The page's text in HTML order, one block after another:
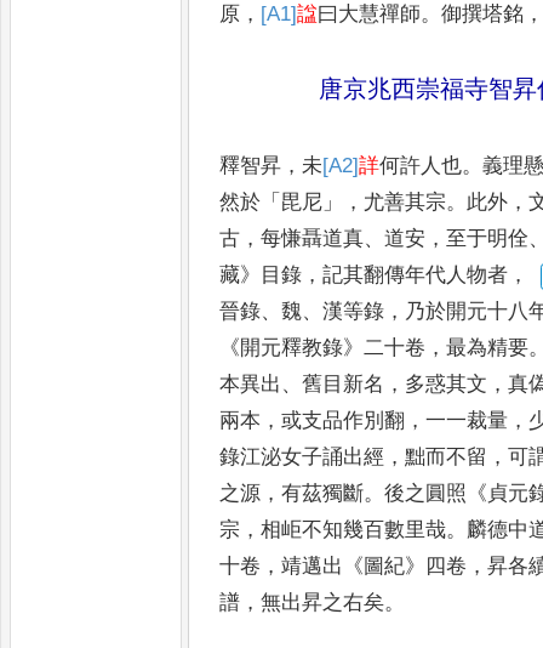
原 ， [A1]諡曰大慧禪師。御撰塔銘
唐京兆西崇福寺智昇
釋智昇 ，未[A2]詳何許人也。義理
然於 「 毘尼 」， 尤善其宗。 此外 ，
古 ，每慊聶道真、道安 ， 至于明佺
藏》 目錄 ，記其翻傳年代人物者 ，
晉錄、魏、漢等錄 ， 乃於開元十八
《開元釋教錄》二十卷 ，最為精要
本異出 、舊目新名 ， 多惑其文 ，真
兩本 ，或支品作別翻 ，一一裁量 ，
錄江泌女子誦出經 ，黜而不留 ，可
之源 ，有茲獨斷。後之圓照 《 貞元
宗 ，相岠不知幾百數里哉。 麟德中
十卷 ，靖邁出 《 圖紀》 四卷 ，昇各
譜 ，無出昇之右矣。